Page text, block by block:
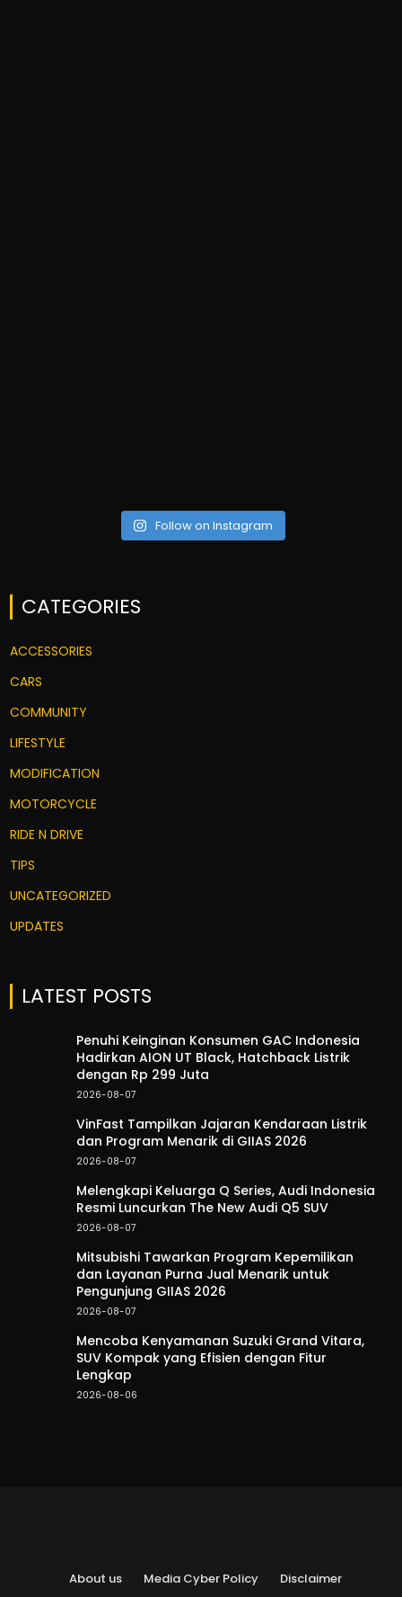
Follow on Instagram
CATEGORIES
ACCESSORIES
CARS
COMMUNITY
LIFESTYLE
MODIFICATION
MOTORCYCLE
RIDE N DRIVE
TIPS
UNCATEGORIZED
UPDATES
LATEST POSTS
Penuhi Keinginan Konsumen GAC Indonesia
Hadirkan AION UT Black, Hatchback Listrik
dengan Rp 299 Juta
2026-08-07
VinFast Tampilkan Jajaran Kendaraan Listrik
dan Program Menarik di GIIAS 2026
2026-08-07
Melengkapi Keluarga Q Series, Audi Indonesia
Resmi Luncurkan The New Audi Q5 SUV
2026-08-07
Mitsubishi Tawarkan Program Kepemilikan
dan Layanan Purna Jual Menarik untuk
Pengunjung GIIAS 2026
2026-08-07
Mencoba Kenyamanan Suzuki Grand Vitara,
SUV Kompak yang Efisien dengan Fitur
Lengkap
2026-08-06
About us Media Cyber Policy Disclaimer